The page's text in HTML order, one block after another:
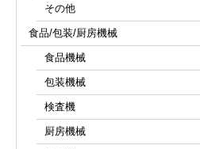
その他
食品/包装/厨房機械
食品機械
包装機械
検査機
厨房機械